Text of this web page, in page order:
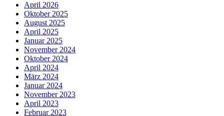
April 2026
Oktober 2025
August 2025
April 2025
Januar 2025
November 2024
Oktober 2024
April 2024
März 2024
Januar 2024
November 2023
April 2023
Februar 2023